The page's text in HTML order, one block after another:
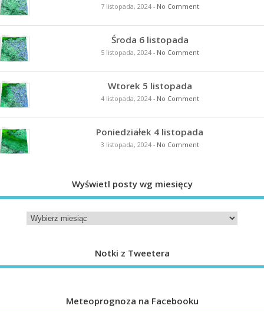
7 listopada, 2024- No Comment
Środa 6 listopada
5 listopada, 2024- No Comment
Wtorek 5 listopada
4 listopada, 2024- No Comment
Poniedziałek 4 listopada
3 listopada, 2024- No Comment
Wyświetl posty wg miesięcy
Notki z Tweetera
Meteoprognoza na Facebooku